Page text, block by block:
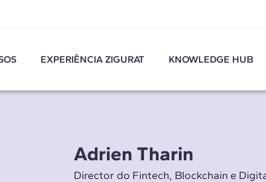
EXPERIÊNCIA ZIGURAT KNOWLEDGE HUB
Adrien Tharin
Director do Fintech, Blockchain e